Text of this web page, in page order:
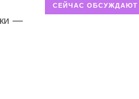
—
СЕЙЧАС ОБСУЖДАЮТ